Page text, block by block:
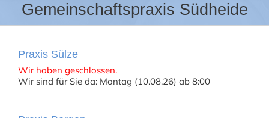
Gemeinschaftspraxis Südheide
Praxis Sülze
Wir haben geschlossen.
Wir sind für Sie da: Montag (10.08.26) ab 8:00